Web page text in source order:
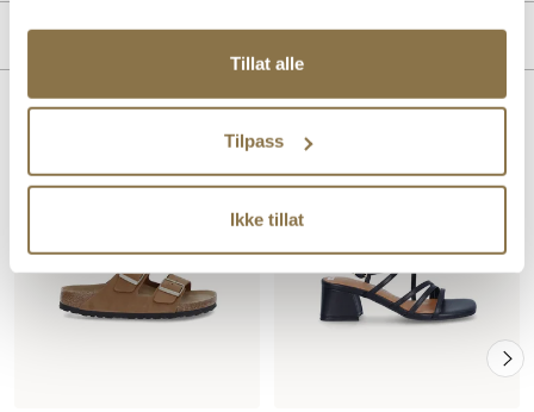
Tillat alle
Tilpass
Ikke tillat
Såle:EVA såle
Merke
Lignende produkter
SALG